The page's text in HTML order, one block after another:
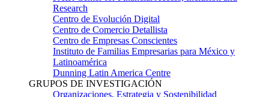
Research
Centro de Evolución Digital
Centro de Comercio Detallista
Centro de Empresas Conscientes
Instituto de Familias Empresarias para México y
Latinoamérica
Dunning Latin America Centre
GRUPOS DE INVESTIGACIÓN
Organizaciones, Estrategia y Sostenibilidad